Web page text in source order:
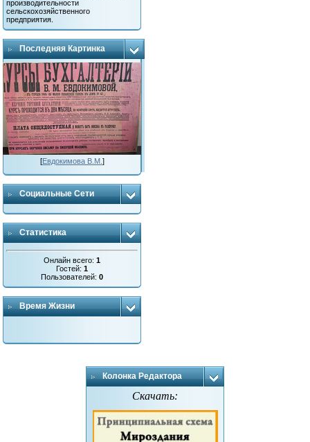
производительности
сельскохозяйственного
предприятия.
Последняя Картинка
[Евдокимова В.М. ]
Социальные Сети
Статистика
Онлайн всего:1
Гостей:1
Пользователей:0
Время Жизни
Колонка Редактора
Скачать: